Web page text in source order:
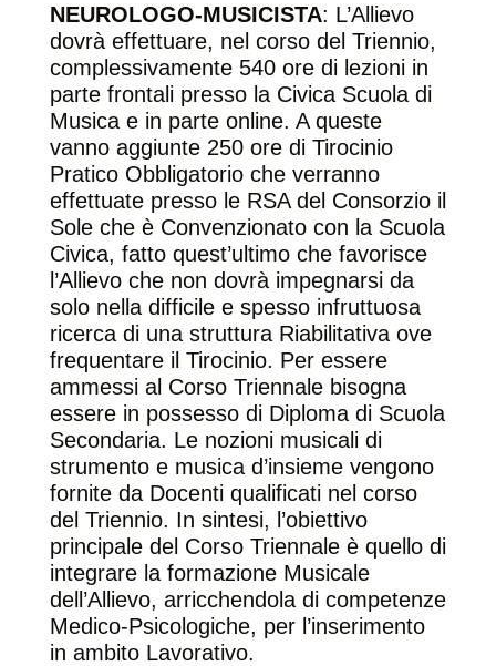
NEUROLOGO-MUSICISTA: L’Allievo
dovrà effettuare, nel corso del Triennio,
complessivamente 540 ore di lezioni in
parte frontali presso la Civica Scuola di
Musica e in parte online. A queste
vanno aggiunte 250 ore di Tirocinio
Pratico Obbligatorio che verranno
effettuate presso le RSA del Consorzio il
Sole che è Convenzionato con la Scuola
Civica, fatto quest’ultimo che favorisce
l’Allievo che non dovrà impegnarsi da
solo nella difficile e spesso infruttuosa
ricerca di una struttura Riabilitativa ove
frequentare il Tirocinio. Per essere
ammessi al Corso Triennale bisogna
essere in possesso di Diploma di Scuola
Secondaria. Le nozioni musicali di
strumento e musica d’insieme vengono
fornite da Docenti qualificati nel corso
del Triennio. In sintesi, l’obiettivo
principale del Corso Triennale è quello di
integrare la formazione Musicale
dell’Allievo, arricchendola di competenze
Medico-Psicologiche, per l’inserimento
in ambito Lavorativo.